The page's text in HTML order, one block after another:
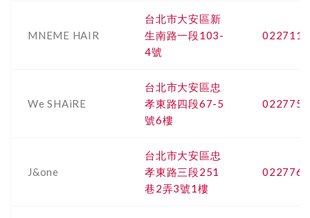
MNEME HAIR
台北市大安區新
生南路一段103-
4號
We SHAiRE
台北市大安區忠
孝東路四段67-5
號6樓
J&one
台北市大安區忠
孝東路三段251
巷2弄3號1樓